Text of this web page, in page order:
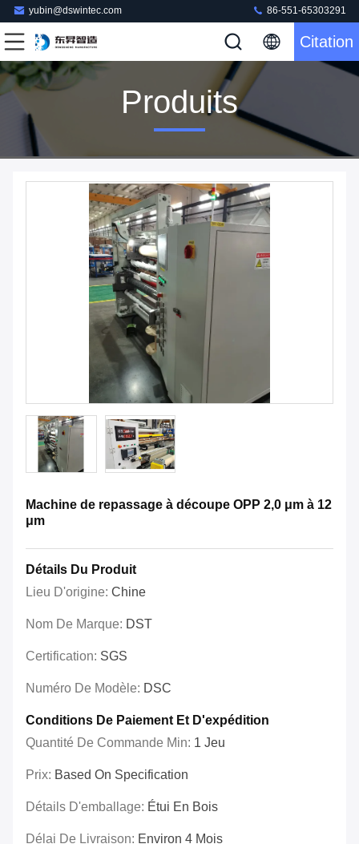
yubin@dswintec.com 86-551-65303291
Citation
Produits
Machine de repassage à découpe OPP 2,0 μm à 12
μm
Détails Du Produit
Lieu D'origine: Chine
Nom De Marque: DST
Certification: SGS
Numéro De Modèle: DSC
Conditions De Paiement Et D'expédition
Quantité De Commande Min: 1 Jeu
Prix: Based On Specification
Détails D'emballage: Étui En Bois
Délai De Livraison: Environ 4 Mois